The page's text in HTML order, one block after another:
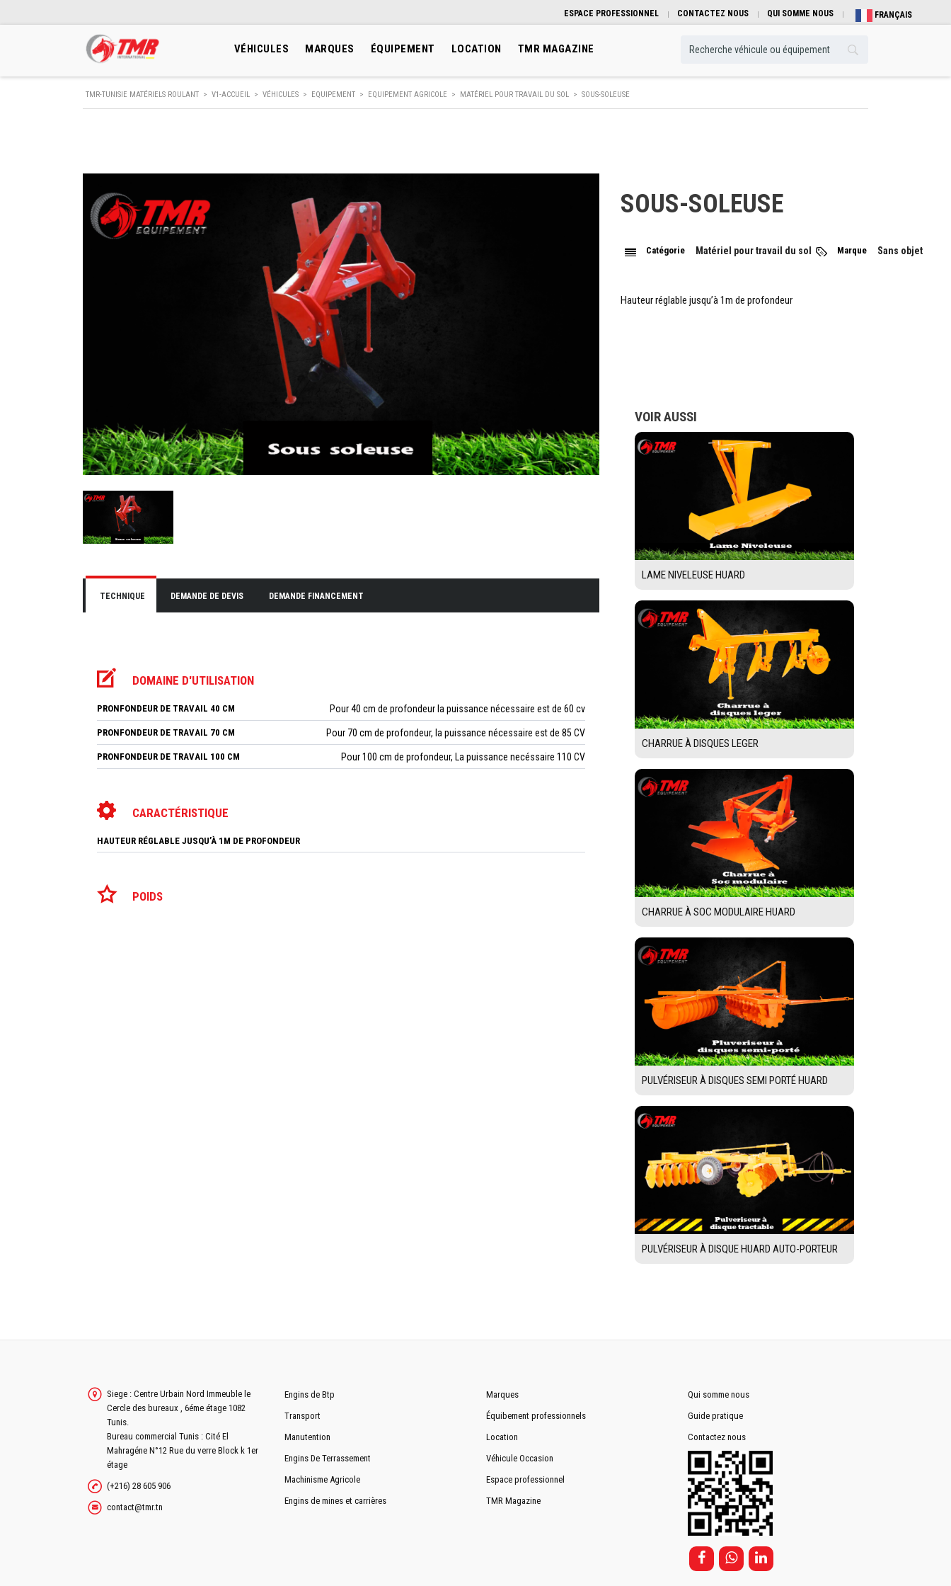
ESPACE PROFESSIONNEL CONTACTEZ NOUS QUI SOMME NOUS FRANÇAIS
VÉHICULES MARQUES ÉQUIPEMENT LOCATION TMR MAGAZINE
TMR-TUNISIE MATÉRIELS ROULANT > V1-ACCUEIL > VÉHICULES > EQUIPEMENT > EQUIPEMENT AGRICOLE > MATÉRIEL POUR TRAVAIL DU SOL > SOUS-SOLEUSE
TECHNIQUE DEMANDE DE DEVIS DEMANDE FINANCEMENT
DOMAINE D'UTILISATION
PRONFONDEUR DE TRAVAIL 40 CM Pour 40 cm de profondeur la puissance nécessaire est de 60 cv
PRONFONDEUR DE TRAVAIL 70 CM Pour 70 cm de profondeur, la puissance nécessaire est de 85 CV
PRONFONDEUR DE TRAVAIL 100 CM Pour 100 cm de profondeur, La puissance necéssaire 110 CV
CARACTÉRISTIQUE
HAUTEUR RÉGLABLE JUSQU’À 1M DE PROFONDEUR
POIDS
SOUS-SOLEUSE
Catégorie Matériel pour travail du sol Marque Sans objet
Hauteur réglable jusqu’à 1m de profondeur
VOIR AUSSI
LAME NIVELEUSE HUARD
CHARRUE À DISQUES LEGER
CHARRUE À SOC MODULAIRE HUARD
PULVÉRISEUR À DISQUES SEMI PORTÉ HUARD
PULVÉRISEUR À DISQUE HUARD AUTO-PORTEUR
Siege : Centre Urbain Nord Immeuble le
Cercle des bureaux , 6éme étage 1082
Tunis.
Bureau commercial Tunis : Cité El
Mahragéne N°12 Rue du verre Block k 1er
étage
(+216) 28 605 906
contact@tmr.tn
Engins de Btp
Transport
Manutention
Engins De Terrassement
Machinisme Agricole
Engins de mines et carrières
Marques
Équibement professionnels
Location
Véhicule Occasion
Espace professionnel
TMR Magazine
Qui somme nous
Guide pratique
Contactez nous